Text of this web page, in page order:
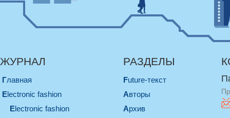
ЖУРНАЛ
Главная
electronic fashion
electronic fashion
РАЗДЕЛЫ
Future-текст
Авторы
Архив